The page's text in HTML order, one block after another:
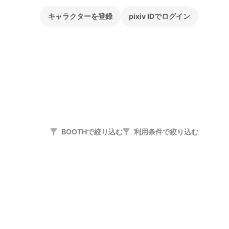
キャラクターを登録 pixiv IDでログイン
BOOTHで絞り込む 利用条件で絞り込む